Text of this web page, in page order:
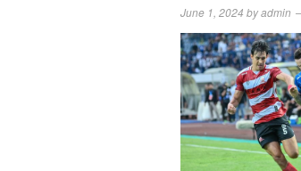
June 1, 2024 byadmin